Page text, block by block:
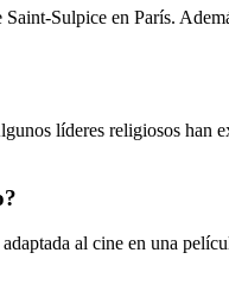
Sulpice en París.
líderes religiosos han
al cine en una